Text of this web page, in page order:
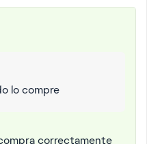
lo compre
correctamente